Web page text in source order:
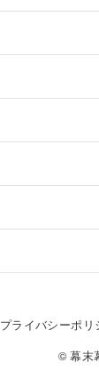
プライバシーポリ
© 幕末